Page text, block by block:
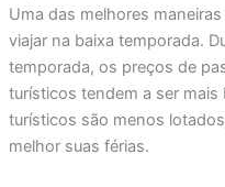
Uma das melhores
viajar na baixa temporada.
temporada, os preços de
turísticos tendem a ser
turísticos são menos
melhor suas férias.